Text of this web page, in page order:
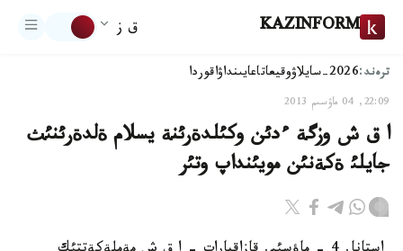
KAZINFORM ق ز
ترەند:2026-سايلاۋ وقيعاتاعايىنداۋاقوردا
22:09, 04 ماۋسىم 2013
ا ق ش وزگة ءدئن وكئلدةرئنة يسلام ةلدةرئنئث
جايلئ ةكةنئن مويئنداپ وتئر